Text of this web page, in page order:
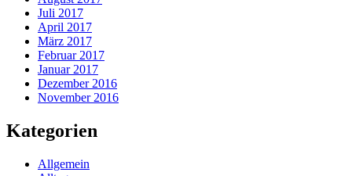
Juli 2017
April 2017
März 2017
Februar 2017
Januar 2017
Dezember 2016
November 2016
Kategorien
Allgemein